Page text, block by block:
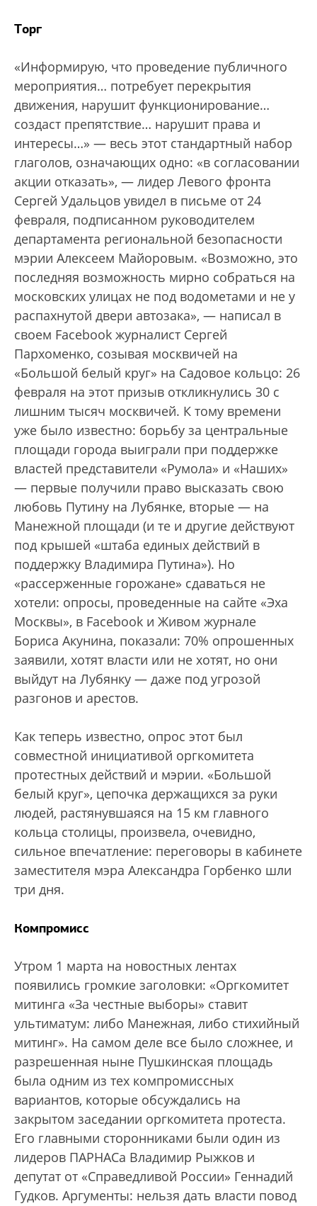
Торг
«Информирую, что проведение публичного
мероприятия… потребует перекрытия
движения, нарушит функционирование…
создаст препятствие… нарушит права и
интересы…» — весь этот стандартный набор
глаголов, означающих одно: «в согласовании
акции отказать», — лидер Левого фронта
Сергей Удальцов увидел в письме от 24
февраля, подписанном руководителем
департамента региональной безопасности
мэрии Алексеем Майоровым. «Возможно, это
последняя возможность мирно собраться на
московских улицах не под водометами и не у
распахнутой двери автозака», — написал в
своем Fаcebook журналист Сергей
Пархоменко, созывая москвичей на
«Большой белый круг» на Садовое кольцо: 26
февраля на этот призыв откликнулись 30 с
лишним тысяч москвичей. К тому времени
уже было известно: борьбу за центральные
площади города выиграли при поддержке
властей представители «Румола» и «Наших»
— первые получили право высказать свою
любовь Путину на Лубянке, вторые — на
Манежной площади (и те и другие действуют
под крышей «штаба единых действий в
поддержку Владимира Путина»). Но
«рассерженные горожане» сдаваться не
хотели: опросы, проведенные на сайте «Эха
Москвы», в Facebook и Живом журнале
Бориса Акунина, показали: 70% опрошенных
заявили, хотят власти или не хотят, но они
выйдут на Лубянку — даже под угрозой
разгонов и арестов.
Как теперь известно, опрос этот был
совместной инициативой оргкомитета
протестных действий и мэрии. «Большой
белый круг», цепочка держащихся за руки
людей, растянувшаяся на 15 км главного
кольца столицы, произвела, очевидно,
сильное впечатление: переговоры в кабинете
заместителя мэра Александра Горбенко шли
три дня.
Компромисс
Утром 1 марта на новостных лентах
появились громкие заголовки: «Оргкомитет
митинга «За честные выборы» ставит
ультиматум: либо Манежная, либо стихийный
митинг». На самом деле все было сложнее, и
разрешенная ныне Пушкинская площадь
была одним из тех компромиссных
вариантов, которые обсуждались на
закрытом заседании оргкомитета протеста.
Его главными сторонниками были один из
лидеров ПАРНАСа Владимир Рыжков и
депутат от «Справедливой России» Геннадий
Гудков. Аргументы: нельзя дать власти повод